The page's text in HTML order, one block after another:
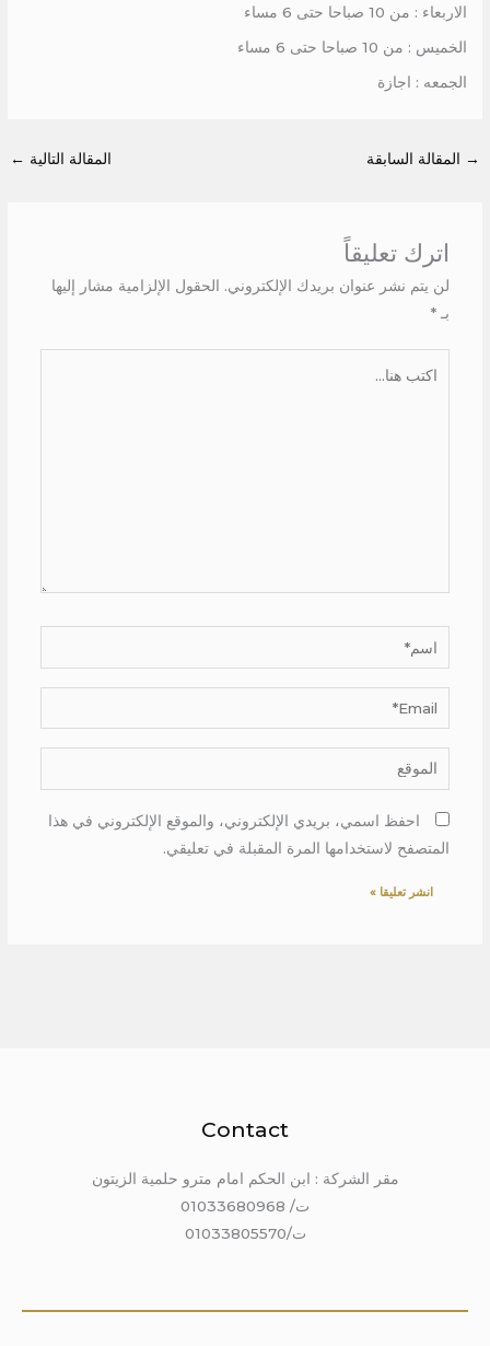
الاربعاء : من 10 صباحا حتى 6 مساء
الخميس : من 10 صباحا حتى 6 مساء
الجمعه : اجازة
→ المقالة السابقة المقالة التالية ←
اترك تعليقاً
لن يتم نشر عنوان بريدك الإلكتروني. الحقول الإلزامية مشار إليها
بـ *
اسم*
Email*
الموقع
احفظ اسمي، بريدي الإلكتروني، والموقع الإلكتروني في هذا
المتصفح لاستخدامها المرة المقبلة في تعليقي.
Contact
مقر الشركة : ابن الحكم امام مترو حلمية الزيتون
ت/ 01033680968
ت/01033805570